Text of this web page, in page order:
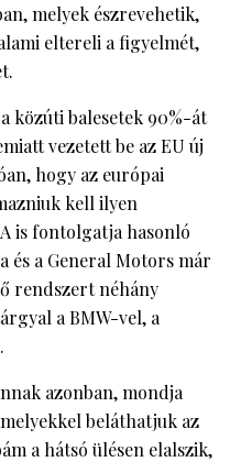
melyek észrevehetik,
eltereli a figyelmét,
közúti balesetek 90%-át
vezetett be az EU új
hogy az európai
kell ilyen
is fontolgatja hasonló
és a General Motors már
rendszert néhány
a BMW-vel, a
azonban, mondja
beláthatjuk az
a hátsó ülésen elalszik,